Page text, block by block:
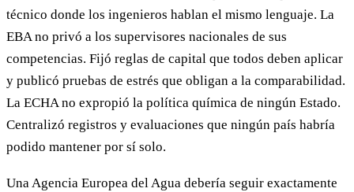
técnico donde los ingenieros hablan el mismo lenguaje. La
EBA no privó a los supervisores nacionales de sus
competencias. Fijó reglas de capital que todos deben aplicar
y publicó pruebas de estrés que obligan a la comparabilidad.
La ECHA no expropió la política química de ningún Estado.
Centralizó registros y evaluaciones que ningún país habría
podido mantener por sí solo.
Una Agencia Europea del Agua debería seguir exactamente